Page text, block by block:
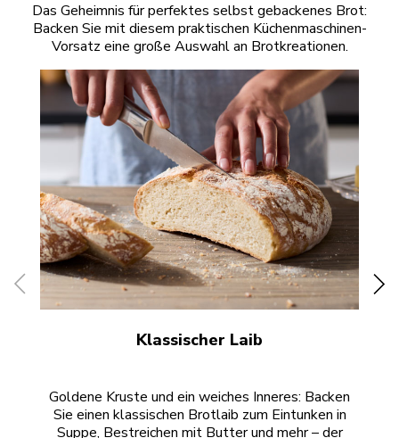
Das Geheimnis für perfektes selbst gebackenes Brot:
Backen Sie mit diesem praktischen Küchenmaschinen-
Vorsatz eine große Auswahl an Brotkreationen.
Klassischer Laib
Goldene Kruste und ein weiches Inneres: Backen
Sie einen klassischen Brotlaib zum Eintunken in
Suppe, Bestreichen mit Butter und mehr – der